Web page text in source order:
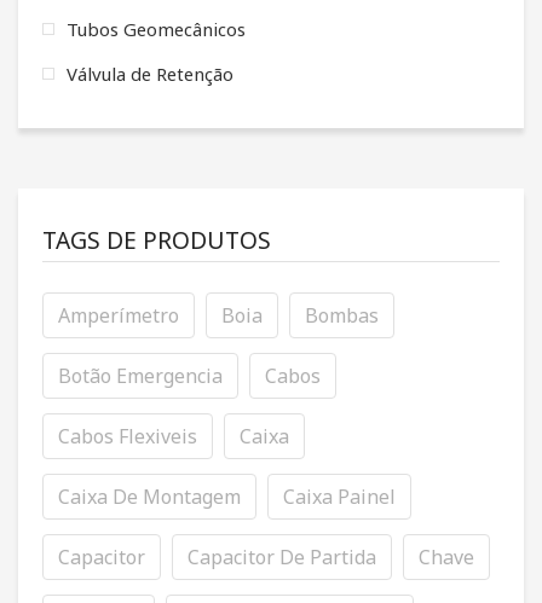
Tubos Geomecânicos
Válvula de Retenção
TAGS DE PRODUTOS
Amperímetro Boia Bombas
Botão Emergencia Cabos
Cabos Flexiveis Caixa
Caixa De Montagem Caixa Painel
Capacitor Capacitor De Partida Chave